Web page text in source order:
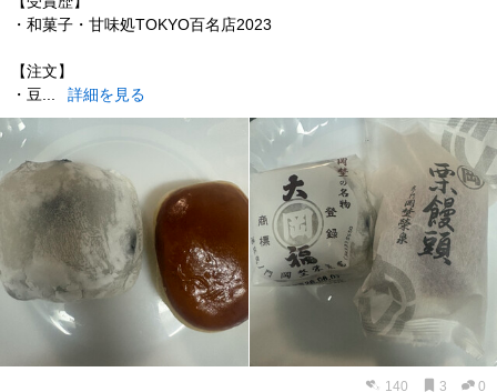
・和菓子・甘味処TOKYO百名店2023
【注文】
・豆...
詳細を見る
140 3 0